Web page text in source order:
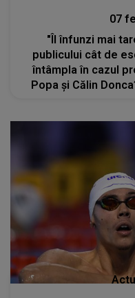
07
"Îl înfunzi mai
publicului cât de
întâmpla în cazul
Popa și Călin